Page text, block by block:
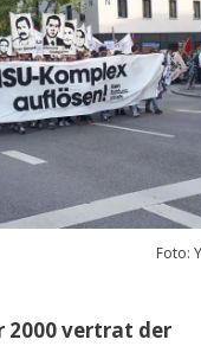
Foto:
2000 vertrat der